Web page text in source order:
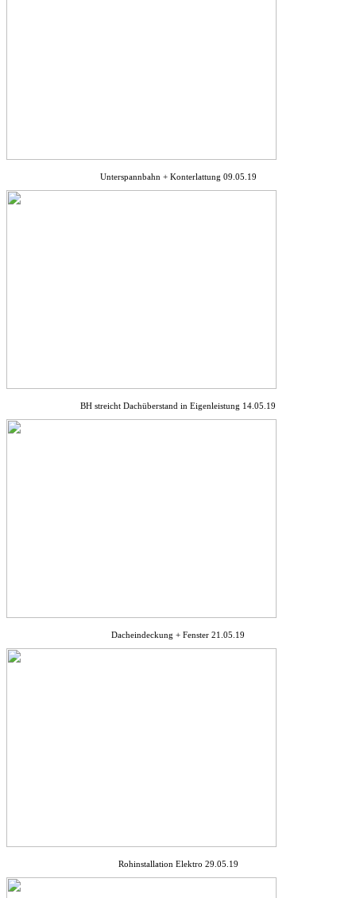
Unterspannbahn + Konterlattung 09.05.19
BH streicht Dachüberstand in Eigenleistung 14.05.19
Dacheindeckung + Fenster 21.05.19
Rohinstallation Elektro 29.05.19